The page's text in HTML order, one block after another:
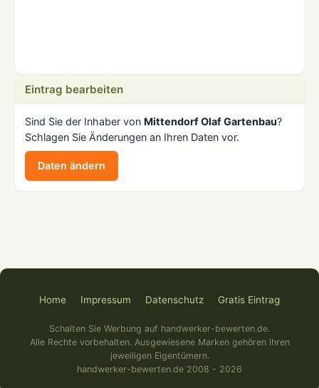
Eintrag bearbeiten
Sind Sie der Inhaber von Mittendorf Olaf Gartenbau?
Schlagen Sie Änderungen an Ihren Daten vor.
Daten ändern
Home Impressum Datenschutz Gratis Eintrag
Schalten Sie Werbung auf handwerker-bewerten.de.
Alle Rechte vorbehalten. Ausgewiesene Marken gehören ihren
jeweiligen Eigentümern.
handwerker-bewerten.de 2008 - 2026